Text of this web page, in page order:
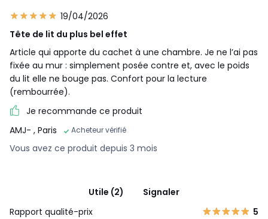
19/04/2026
Tête de lit du plus bel effet
Article qui apporte du cachet à une chambre. Je ne l’ai pas
fixée au mur : simplement posée contre et, avec le poids
du lit elle ne bouge pas. Confort pour la lecture
(rembourrée).
Je recommande ce produit
AMJ- , Paris Acheteur vérifié
Vous avez ce produit depuis 3 mois
Utile (2)
Signaler
Rapport qualité-prix
5